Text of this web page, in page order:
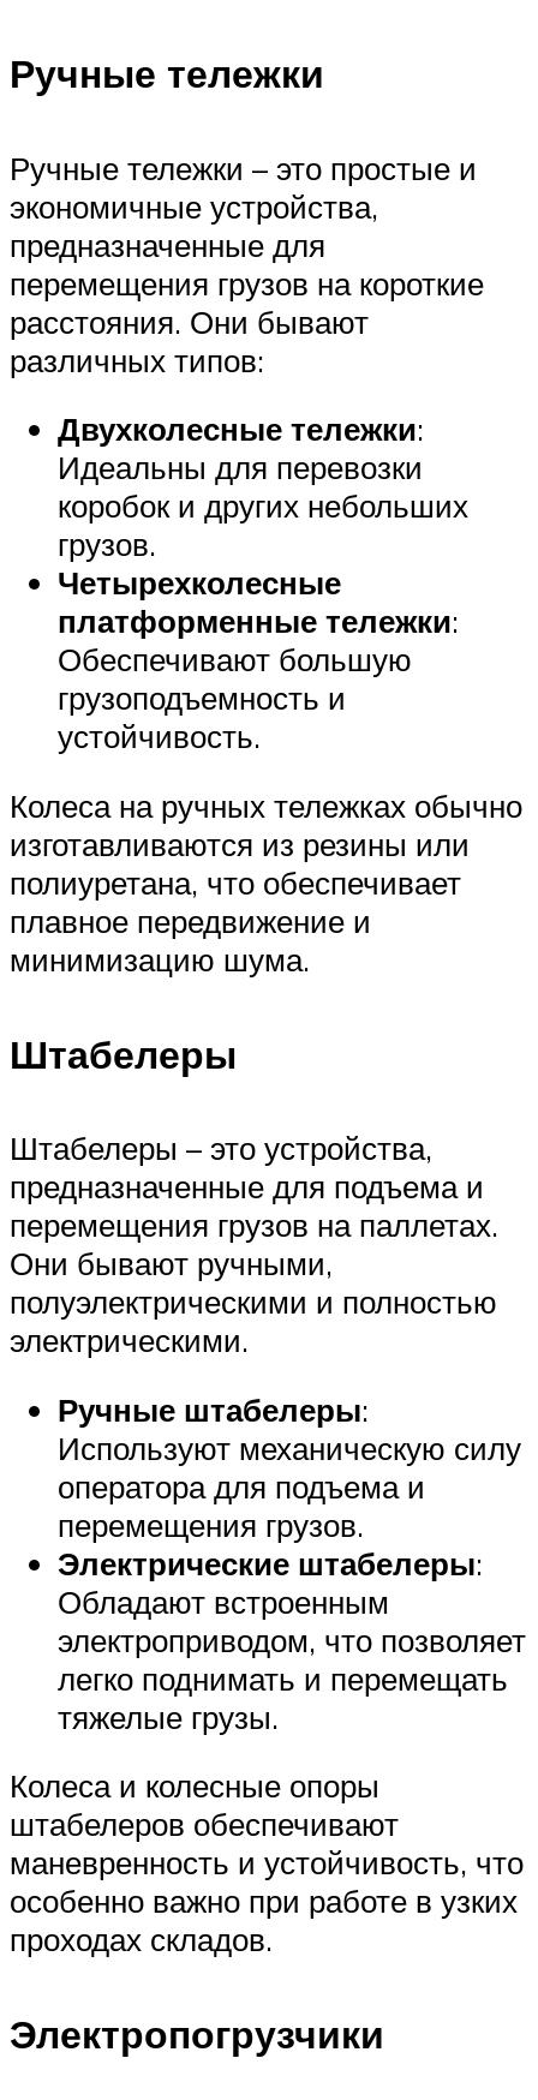
Ручные тележки
Ручные тележки – это простые и
экономичные устройства,
предназначенные для
перемещения грузов на короткие
расстояния. Они бывают
различных типов:
Двухколесные тележки:
Идеальны для перевозки
коробок и других небольших
грузов.
Четырехколесные
платформенные тележки:
Обеспечивают большую
грузоподъемность и
устойчивость.
Колеса на ручных тележках обычно
изготавливаются из резины или
полиуретана, что обеспечивает
плавное передвижение и
минимизацию шума.
Штабелеры
Штабелеры – это устройства,
предназначенные для подъема и
перемещения грузов на паллетах.
Они бывают ручными,
полуэлектрическими и полностью
электрическими.
Ручные штабелеры:
Используют механическую силу
оператора для подъема и
перемещения грузов.
Электрические штабелеры:
Обладают встроенным
электроприводом, что позволяет
легко поднимать и перемещать
тяжелые грузы.
Колеса и колесные опоры
штабелеров обеспечивают
маневренность и устойчивость, что
особенно важно при работе в узких
проходах складов.
Электропогрузчики